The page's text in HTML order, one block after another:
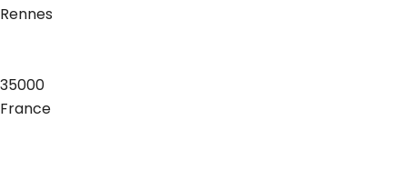
Rennes
35000
France